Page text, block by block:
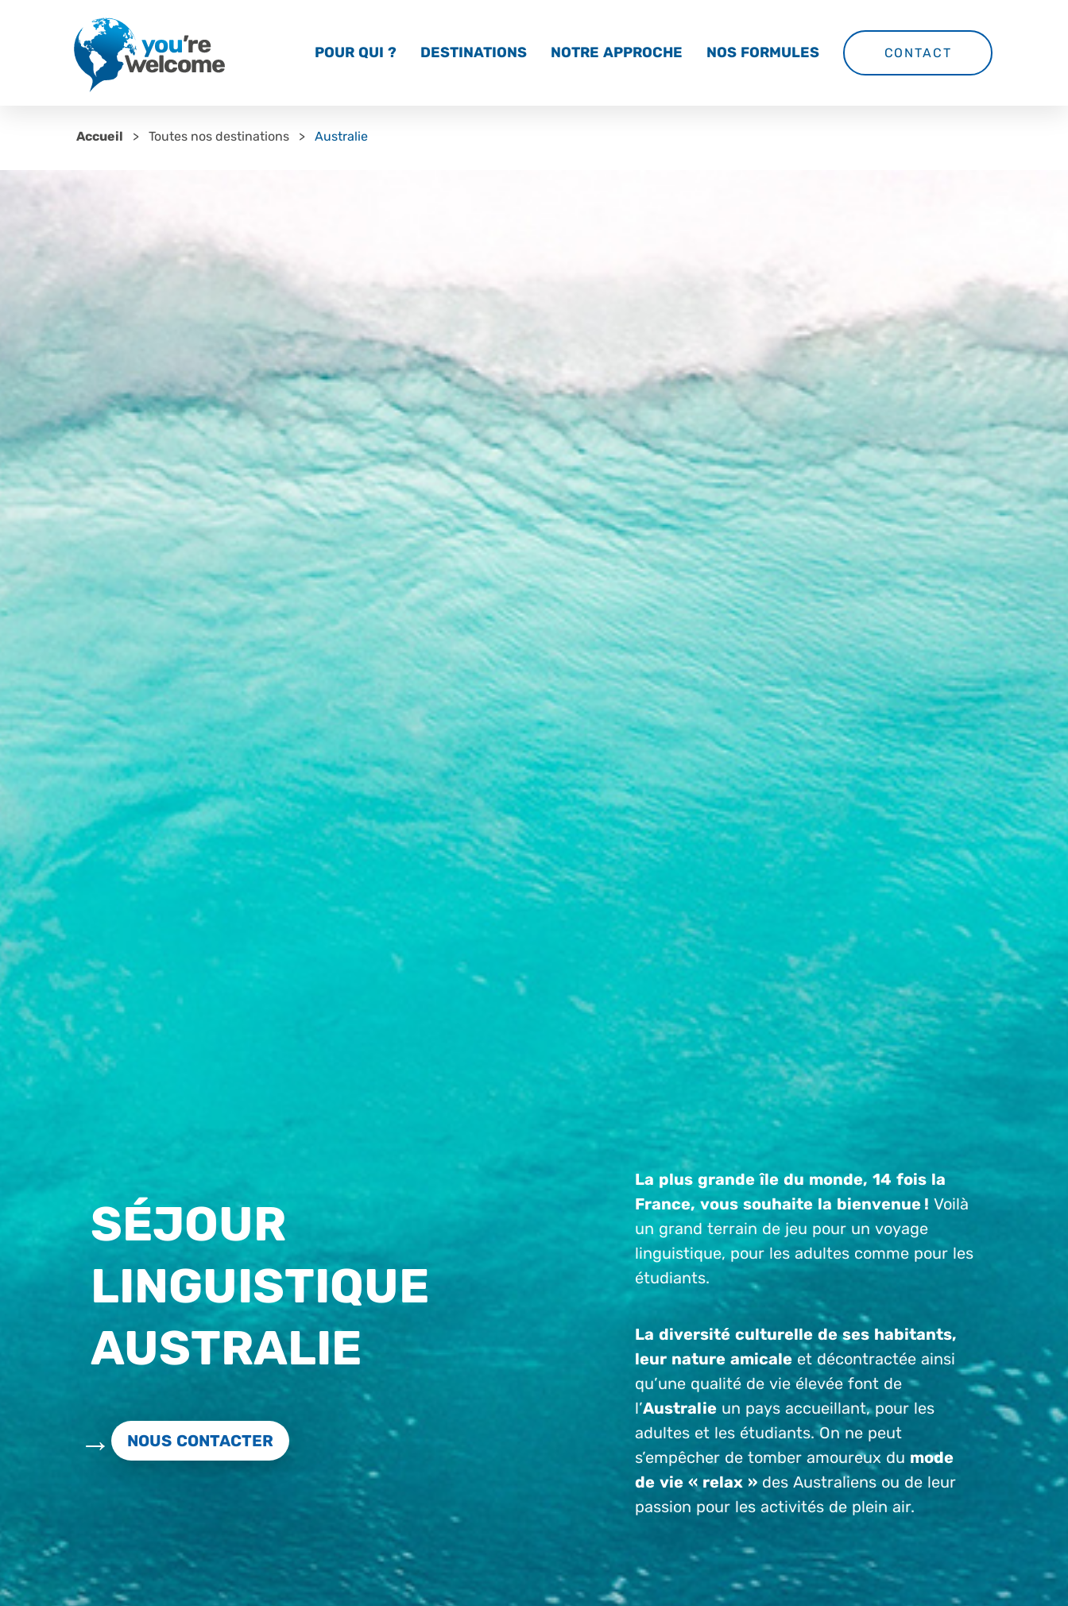
POUR QUI ? DESTINATIONS NOTRE APPROCHE NOS FORMULES CONTACT
Accueil Toutes nos destinations Australie
SÉJOUR
LINGUISTIQUE
AUSTRALIE
NOUS CONTACTER
La plus grande île du monde, 14 fois la
France, vous souhaite la bienvenue ! Voilà
un grand terrain de jeu pour un voyage
linguistique, pour les adultes comme pour les
étudiants.
La diversité culturelle de ses habitants,
leur nature amicaleet décontractée ainsi
qu’une qualité de vie élevée font de
l’Australieun pays accueillant, pour les
adultes et les étudiants. On ne peut
s’empêcher de tomber amoureux du mode
de vie « relax »des Australiens ou de leur
passion pour les activités de plein air.